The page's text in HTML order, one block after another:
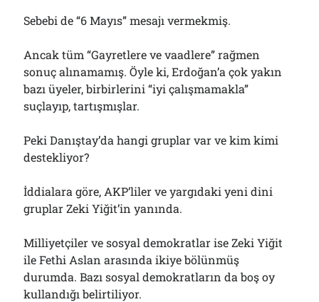
Sebebi de “6 Mayıs” mesajı vermekmiş.
Ancak tüm “Gayretlere ve vaadlere” rağmen
sonuç alınamamış. Öyle ki, Erdoğan’a çok yakın
bazı üyeler, birbirlerini “iyi çalışmamakla”
suçlayıp, tartışmışlar.
Peki Danıştay’da hangi gruplar var ve kim kimi
destekliyor?
İddialara göre, AKP’liler ve yargıdaki yeni dini
gruplar Zeki Yiğit’in yanında.
Milliyetçiler ve sosyal demokratlar ise Zeki Yiğit
ile Fethi Aslan arasında ikiye bölünmüş
durumda. Bazı sosyal demokratların da boş oy
kullandığı belirtiliyor.